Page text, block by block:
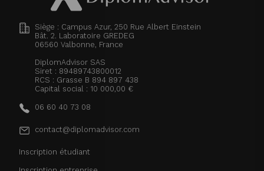
Siège : Campus Azur, 250 Rue Albert Einstein
Bât. 2. Laboratoire GREDEG
06560 Valbonne, France
DiplomAdvisor SAS
Siret : 89489743800012
RCS : Grasse B 894 897 438
Capital social : 10 000,00 €
06 60 40 73 08
contact@diplomadvisor.com
Inscription étudiant